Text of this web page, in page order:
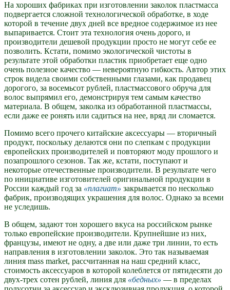
На хороших фабриках при изготовлении заколок пластмасса
подвергается сложной технологической обработке, в ходе
которой в течение двух дней все вредное содержимое из нее
выпаривается. Стоит эта технология очень дорого, и
производители дешевой продукции просто не могут себе ее
позволить. Кстати, помимо экологической чистоты в
результате этой обработки пластик приобретает еще одно
очень полезное качество — невероятную гибкость. Автор этих
строк видела своими собственными глазами, как продавец
дорогого, за восемьсот рублей, пластмассового обруча для
волос выпрямил его, демонстрируя тем самым качество
материала. В общем, заколка из обработанной пластмассы,
если даже ее ронять или садиться на нее, вряд ли сломается.
Помимо всего прочего китайские аксессуары — вторичный
продукт, поскольку делаются они по слепкам с продукции
европейских производителей и повторяют моду прошлого и
позапрошлого сезонов. Так же, кстати, поступают и
некоторые отечественные производители. В результате чего
по инициативе изготовителей оригинальной продукции в
России каждый год за
плагиат
закрывается по несколько
фабрик, производящих украшения для волос. Однако за всеми
не уследишь.
В общем, задают тон хорошего вкуса на российском рынке
только европейские производители. Крупнейшие из них,
французы, имеют не одну, а две или даже три линии, то есть
направления в изготовлении заколок. Это так называемая
линия mass market, рассчитанная на наш средний класс,
стоимость аксессуаров в которой колеблется от пятидесяти до
двух-трех сотен рублей, линия для
бедных
— в пределах